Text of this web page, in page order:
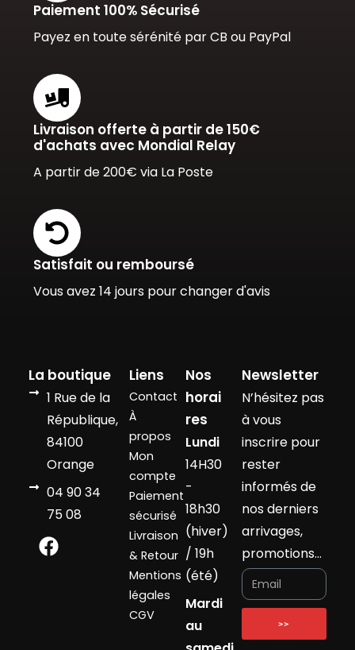
Paiement 100% Sécurisé
Payez en toute sérénité par CB ou PayPal
Livraison offerte à partir de 150€
d'achats avec Mondial Relay
A partir de 200€ via La Poste
Satisfait ou remboursé
Vous avez 14 jours pour changer d'avis
La boutique
1 Rue de la
République,
84100
Orange
04 90 34
75 08
Liens
Contact
À
propos
Mon
compte
Paiement
sécurisé
Livraison
& Retour
Mentions
légales
CGV
Nos
horai
res
Lundi
14H30
-
18h30
(hiver)
/ 19h
(été)
Mardi
au
Newsletter
N’hésitez pas
à vous
inscrire pour
rester
informés de
nos derniers
arrivages,
promotions…
>>